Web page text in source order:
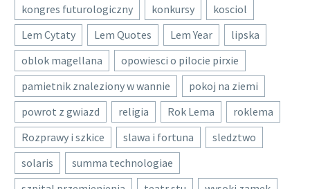
kongres futurologiczny
konkursy
kosciol
Lem Cytaty
Lem Quotes Lem Year
lipska
oblok magellana
opowiesci o pilocie pirxie
pamietnik znaleziony w wannie
pokoj na ziemi
powrot z gwiazd
religia Rok Lema
roklema
Rozprawy i szkice
slawa i fortuna
sledztwo
solaris
summa technologiae